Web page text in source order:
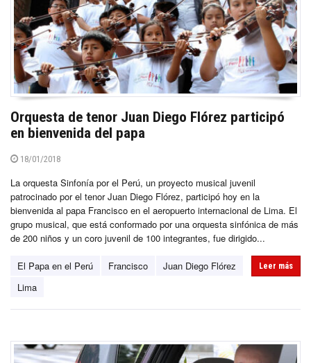
Orquesta de tenor Juan Diego Flórez participó
en bienvenida del papa
18/01/2018
La orquesta Sinfonía por el Perú, un proyecto musical juvenil
patrocinado por el tenor Juan Diego Flórez, participó hoy en la
bienvenida al papa Francisco en el aeropuerto internacional de Lima. El
grupo musical, que está conformado por una orquesta sinfónica de más
de 200 niños y un coro juvenil de 100 integrantes, fue dirigido...
El Papa en el Perú Francisco
Juan Diego Flórez
Lima
Leer más